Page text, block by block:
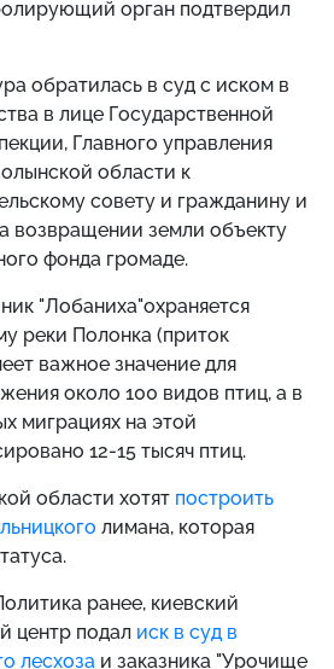
орган подтвердил
обратилась в суд с иском в
в лице Государственной
Главного управления
области к
совету и гражданину и
возвращении земли объекту
фонда громаде.
"Лобаниха"охраняется
реки Полонка (приток
важное значение для
около 100 видов птиц, а в
миграциях на этой
12-15 тысяч птиц.
области хотят построить
лимана, которая
ранее, киевский
центр подал иск в суд в
лесхоза и заказника "Урочище